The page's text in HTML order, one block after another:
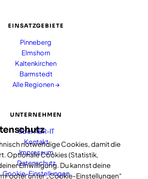
EINSATZGEBIETE
Pinneberg
Elmshorn
Kaltenkirchen
Barmstedt
Alle Regionen →
UNTERNEHMEN
Über ABR-IT
Kontakt
Impressum
Datenschutz
Cookie-Einstellungen
notwendige Cookies, damit die
Optionale Cookies (Statistik,
Einwilligung. Du kannst deine
Footer unter „Cookie-Einstellungen“